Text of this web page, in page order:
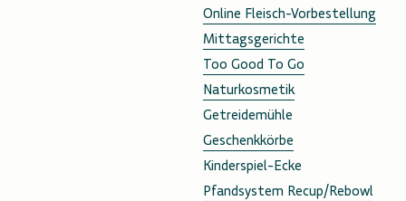
Online Fleisch-Vorbestellung
Mittagsgerichte
Too Good To Go
Naturkosmetik
Getreidemühle
Geschenkkörbe
Kinderspiel-Ecke
Pfandsystem Recup/Rebowl